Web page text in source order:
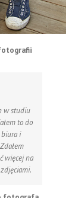
w studiu
to do
biura i
więcej na